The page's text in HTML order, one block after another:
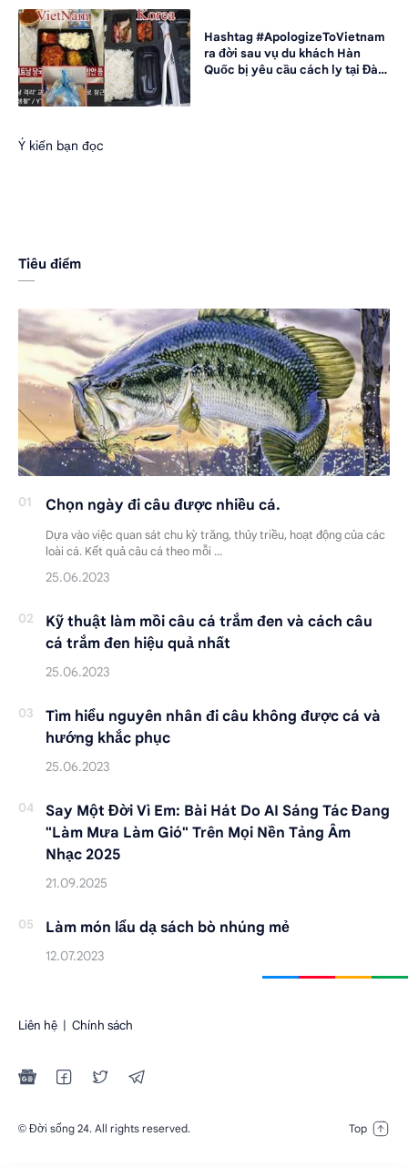
Hashtag #ApologizeToVietnam
ra đời sau vụ du khách Hàn
Quốc bị yêu cầu cách ly tại Đà
Ý kiến bạn đọc
Tiêu điểm
Chọn ngày đi câu được nhiều cá.
Dựa vào việc quan sát chu kỳ trăng, thủy triều, hoạt động của các
loài cá. Kết quả câu cá theo mỗi …
Kỹ thuật làm mồi câu cá trắm đen và cách câu
cá trắm đen hiệu quả nhất
Tìm hiểu nguyên nhân đi câu không được cá và
hướng khắc phục
Say Một Đời Vì Em: Bài Hát Do AI Sáng Tác Đang
"Làm Mưa Làm Gió" Trên Mọi Nền Tảng Âm
Nhạc 2025
Làm món lẩu dạ sách bò nhúng mẻ
Liên hệ | Chính sách
© Đời sống 24. All rights reserved.